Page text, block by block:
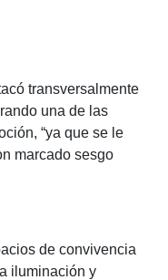
transversalmente
una de las
“ya que se le
marcado sesgo
de convivencia
iluminación y